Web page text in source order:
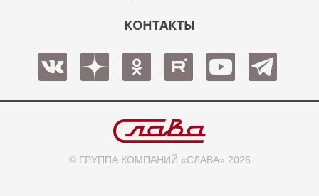
КОНТАКТЫ
© ГРУППА КОМПАНИЙ «СЛАВА» 2026